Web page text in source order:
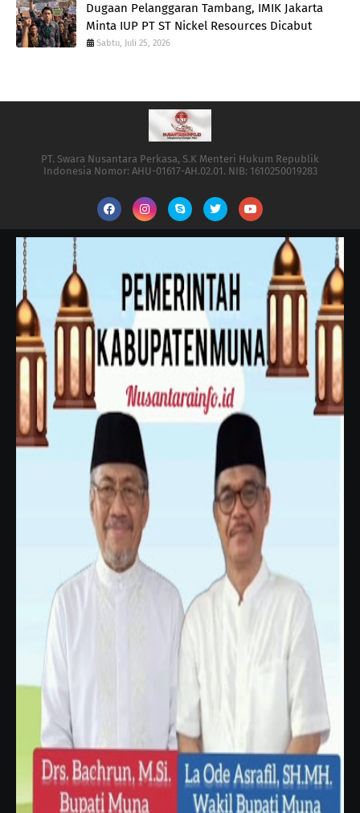
Dugaan Pelanggaran Tambang, IMIK Jakarta
Minta IUP PT ST Nickel Resources Dicabut
Sabtu, Juli 25, 2026
PT. Swara Nusantara Perkasa, S.K Menteri Hukum Republik
Indonesia Nomor: AHU-01617-AH.02.01. NIB: 1610250019283